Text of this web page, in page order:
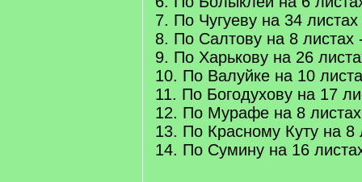
7. По Чугуеву на 34
8. По Салтову на 8 листах
9. По Харькову на 26
10. По Валуйке на 10
11. По Богодухову на 17
12. По Мурафе на 8
13. По Красному Куту на 8
14. По Сумину на 16